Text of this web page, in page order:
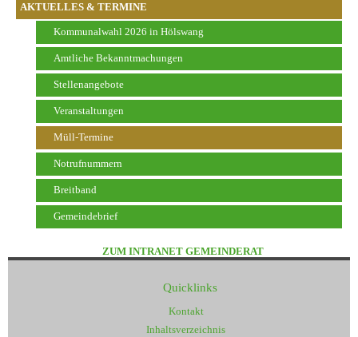
AKTUELLES & TERMINE
Kommunalwahl 2026 in Hölswang
Amtliche Bekanntmachungen
Stellenangebote
Veranstaltungen
Müll-Termine
Notrufnummern
Breitband
Gemeindebrief
ZUM INTRANET GEMEINDERAT
Quicklinks
Kontakt
Inhaltsverzeichnis